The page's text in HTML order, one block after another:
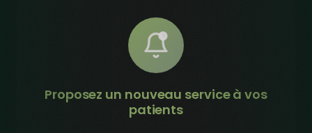
Proposez un nouveau service à vos
patients